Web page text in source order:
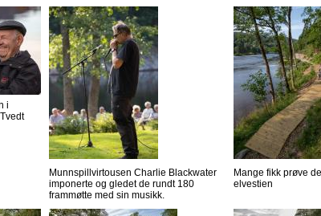
i
Munnspillvirtousen Charlie Blackwater
imponerte og gledet de rundt 180
frammøtte med sin musikk.
Mange fikk prøve
elvestien